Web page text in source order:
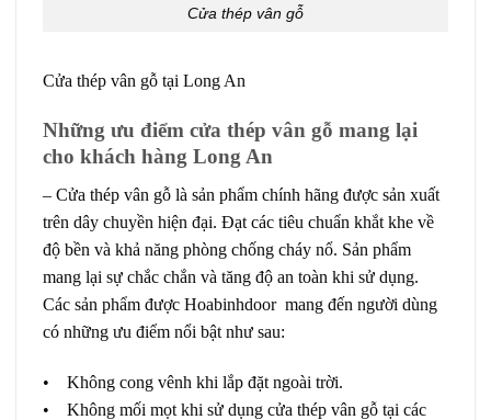
Cửa thép vân gỗ
Cửa thép vân gỗ tại Long An
Những ưu điểm cửa thép vân gỗ mang lại
cho khách hàng Long An
– Cửa thép vân gỗ là sản phẩm chính hãng được sản xuất
trên dây chuyền hiện đại. Đạt các tiêu chuẩn khắt khe về
độ bền và khả năng phòng chống cháy nổ. Sản phẩm
mang lại sự chắc chắn và tăng độ an toàn khi sử dụng.
Các sản phẩm được Hoabinhdoor mang đến người dùng
có những ưu điểm nổi bật như sau:
• Không cong vênh khi lắp đặt ngoài trời.
• Không mối mọt khi sử dụng cửa thép vân gỗ tại các